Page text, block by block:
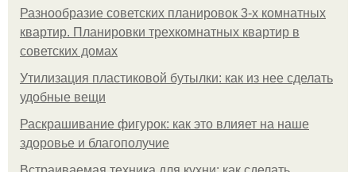
Разнообразие советских планировок 3-х комнатных
квартир. Планировки трехкомнатных квартир в
советских домах
Утилизация пластиковой бутылки: как из нее сделать
удобные вещи
Раскрашивание фигурок: как это влияет на наше
здоровье и благополучие